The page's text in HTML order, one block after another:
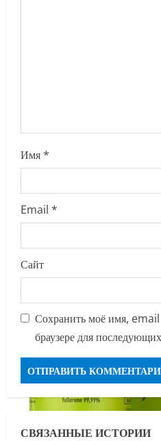
Имя*
Email *
Сайт
Сохранить моё имя, email
браузере для
СВЯЗАННЫЕ ИСТОРИИ